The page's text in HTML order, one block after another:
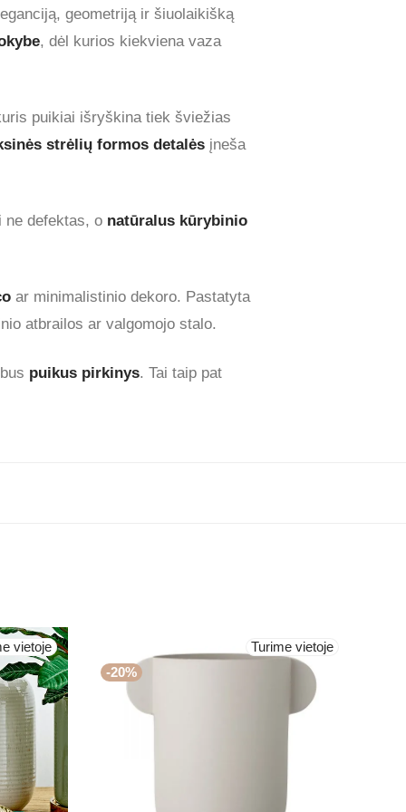
geometriją ir šiuolaikišką
, dėl kurios kiekviena vaza
puikiai išryškina tiek šviežias
strėlių formos detalės įneša
ne defektas, o natūralus kūrybinio
ar minimalistinio dekoro. Pastatyta
atbrailos ar valgomojo stalo.
puikus pirkinys. Tai taip pat
vietoje
Turime vietoje
-20%